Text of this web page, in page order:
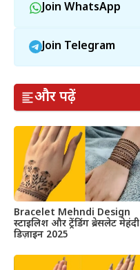
Join WhatsApp
Join Telegram
और पढ़ें
Bracelet Mehndi Design
स्टाइलिश और ट्रेंडिंग ब्रेसलेट मेहंदी
डिज़ाइन 2025